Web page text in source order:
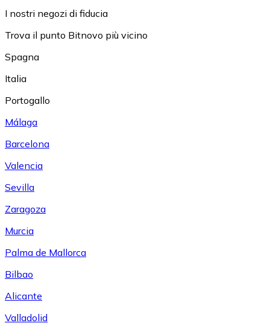
I nostri negozi di fiducia
Trova il punto Bitnovo più vicino
Spagna
Italia
Portogallo
Málaga
Barcelona
Valencia
Sevilla
Zaragoza
Murcia
Palma de Mallorca
Bilbao
Alicante
Valladolid